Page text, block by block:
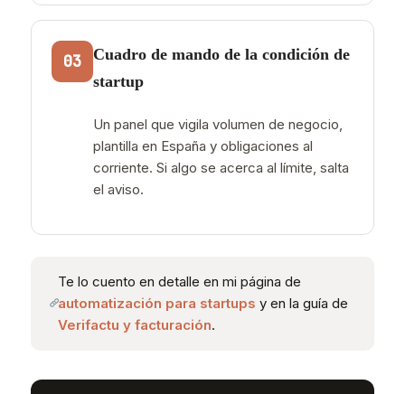
03
Cuadro de mando de la condición de
startup
Un panel que vigila volumen de negocio,
plantilla en España y obligaciones al
corriente. Si algo se acerca al límite, salta
el aviso.
Te lo cuento en detalle en mi página de
automatización para startups y en la guía de
Verifactu y facturación.